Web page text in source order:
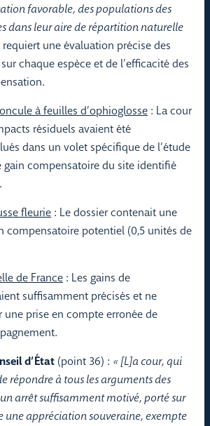
favorable, des populations des
dans leur aire de répartition naturelle
une évaluation précise des
chaque espèce et de l’efficacité des
à feuilles d’ophioglosse : La cour
résiduels avaient été
dans un volet spécifique de l’étude
gain compensatoire du site identifié
fleurie : Le dossier contenait une
compensatoire potentiel (0,5 unités de
de France : Les gains de
suffisamment précisés et ne
une prise en compte erronée de
d’État (point 36) : « [L]a cour, qui
répondre à tous les arguments des
arrêt suffisamment motivé, porté sur
une appréciation souveraine, exempte